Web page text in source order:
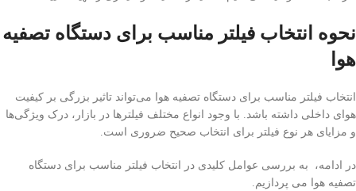
نحوه انتخاب فیلتر مناسب برای دستگاه تصفیه
هوا
انتخاب فیلتر مناسب برای دستگاه تصفیه هوا می‌تواند تاثیر بزرگی بر کیفیت
هوای داخلی داشته باشد. با وجود انواع مختلف فیلترها در بازار، درک ویژگی‌ها
و مزایای هر نوع فیلتر برای انتخاب صحیح ضروری است.
در ادامه، به بررسی عوامل کلیدی در انتخاب فیلتر مناسب برای دستگاه
تصفیه هوا می پردازیم.